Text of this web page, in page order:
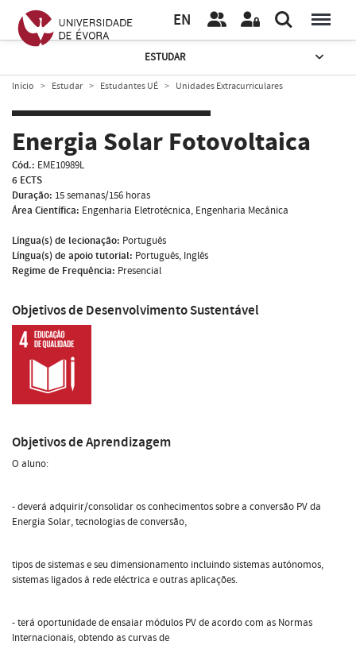
EN
ESTUDAR
Início Estudar Estudantes UÉ Unidades Extracurriculares
Energia Solar Fotovoltaica
Cód.: EME10989L
6 ECTS
Duração: 15 semanas/156 horas
Área Científica: Engenharia Eletrotécnica, Engenharia Mecânica
Língua(s) de lecionação: Português
Língua(s) de apoio tutorial: Português, Inglês
Regime de Frequência: Presencial
Objetivos de Desenvolvimento Sustentável
Objetivos de Aprendizagem
O aluno:
- deverá adquirir/consolidar os conhecimentos sobre a conversão PV da
Energia Solar, tecnologias de conversão,
tipos de sistemas e seu dimensionamento incluindo sistemas autónomos,
sistemas ligados à rede eléctrica e outras aplicações.
- terá oportunidade de ensaiar módulos PV de acordo com as Normas
Internacionais, obtendo as curvas de